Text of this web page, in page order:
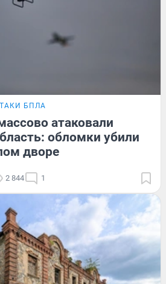
БПЛА
атаковали
обломки убили
дворе
2 844 1